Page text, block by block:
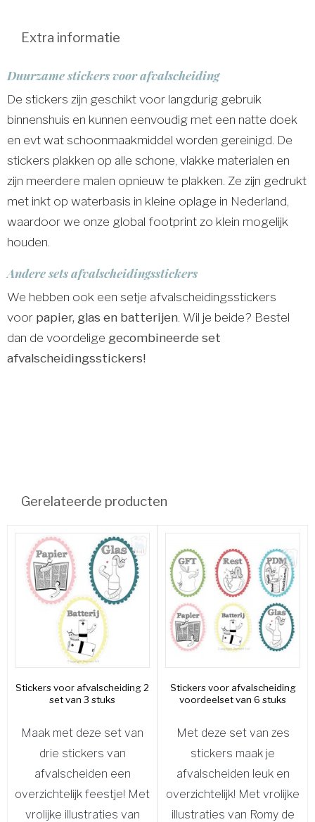
Extra informatie
Duurzame stickers voor afvalscheiding
De stickers zijn geschikt voor langdurig gebruik
binnenshuis en kunnen eenvoudig met een natte doek
en evt wat schoonmaakmiddel worden gereinigd. De
stickers plakken op alle schone, vlakke materialen en
zijn meerdere malen opnieuw te plakken. Ze zijn gedrukt
met inkt op waterbasis in kleine oplage in Nederland,
waardoor we onze global footprint zo klein mogelijk
houden.
Andere sets afvalscheidingsstickers
We hebben ook een setje afvalscheidingsstickers
voor papier, glas en batterijen. Wil je beide? Bestel
dan de voordelige gecombineerde set
afvalscheidingsstickers!
Gerelateerde producten
Stickers voor afvalscheiding 2
set van 3 stuks
Maak met deze set van
drie stickers van
afvalscheiden een
overzichtelijk feestje! Met
vrolijke illustraties van
Stickers voor afvalscheiding
voordeelset van 6 stuks
Met deze set van zes
stickers maak je
afvalscheiden leuk en
overzichtelijk! Met vrolijke
illustraties van Romy de